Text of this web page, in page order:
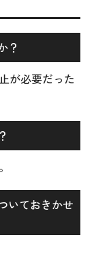
？
が必要だった
いておきかせ